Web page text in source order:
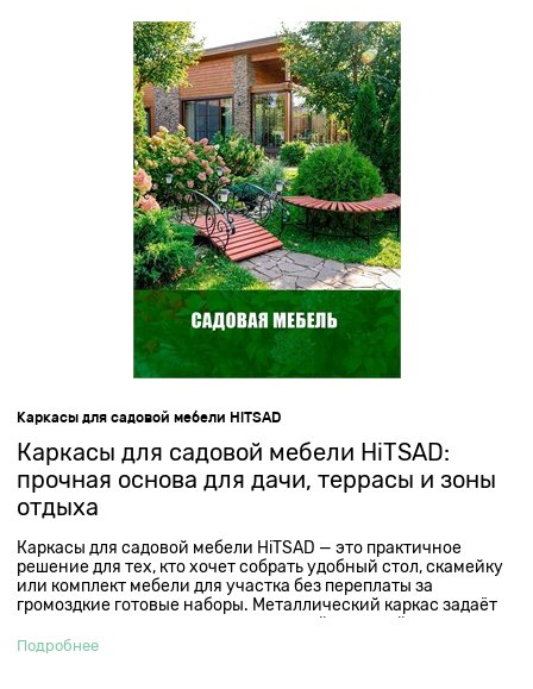
Посмотреть варианты можно в категориискамейки для
Каркасы для садовой мебели HiTSAD
Каркасы для садовой мебели HiTSAD:
прочная основа для дачи, террасы и зоны
отдыха
Каркасы для садовой мебели HiTSAD — это практичное
решение для тех, кто хочет собрать удобный стол, скамейку
или комплект мебели для участка без переплаты за
громоздкие готовые наборы. Металлический каркас задаёт
прочность, геометрию и современный внешний вид, а
покупатель сам выбирает доску, размеры и итоговый стиль
Подробнее